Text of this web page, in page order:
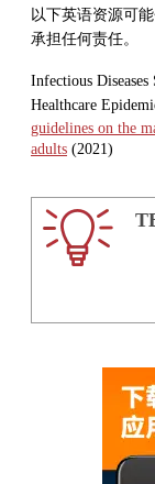
以下英语资源可
承担任何责任。
Infectious
Healthcare
guidelines on the
adults (2021)